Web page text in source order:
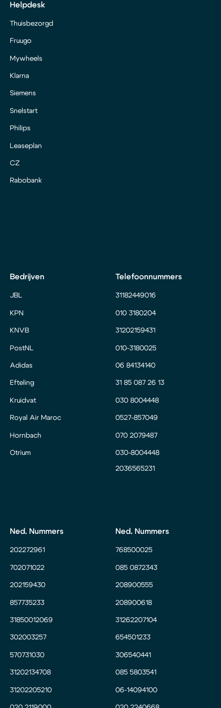
Helpdesk
Thuisbezorgd
Fruugo
Mywheels
Klarna
Siemens
Snelstart
Philips
Leaseplan
CZ
Rabobank
Bedrijven
JBL
KPN
KNVB
PostNL
Adidas
Efteling
Kruidvat
Royal Air Maroc
Hornbach
Otrium
Telefoonnummers
31182449016
010 3180204
31202159431
010-3180025
06 84134140
31 85 087 26 13
030 8004448
0527-857049
070 2079487
030-8004448
2036565231
Ned. Nummers
202272961
702071022
202159430
857735233
31850012069
302003257
570731030
31202134708
31202205210
Ned. Nummers
768500025
085 0872343
208900555
208900618
31262207104
654501233
306540441
085 5803541
06-14094100